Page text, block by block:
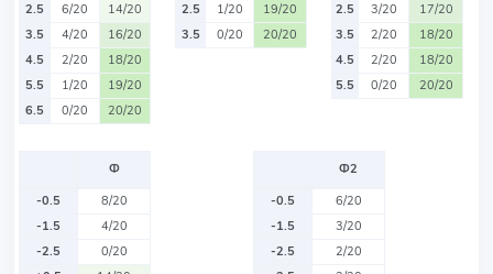
2.5
6/20
14/20
3.5
4/20
16/20
4.5
2/20
18/20
5.5
1/20
19/20
6.5
0/20 20/20
2.5
1/20
19/20
3.5
0/20 20/20
2.5
3/20
17/20
3.5
2/20
18/20
4.5
2/20
18/20
5.5
0/20 20/20
Ф
-0.5
8/20
-1.5
4/20
-2.5
0/20
Ф2
-0.5
6/20
-1.5
3/20
-2.5
2/20